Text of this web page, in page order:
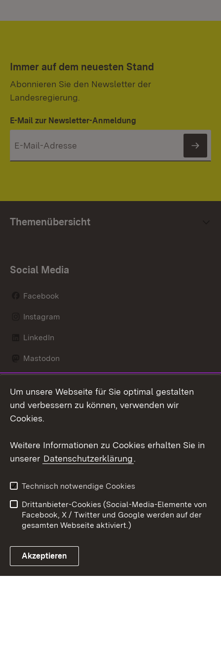
Immer auf dem neuesten Stand
Abonnieren Sie den Newsletter der
Landesregierung.
E-Mail zur Newsletter-Anmeldung
Themenübersicht
Social Media
Facebook
Instagram
LinkedIn
Mastodon
X / Twitter
Youtube
Link zum Landesportal
Kontakt
Datenschutz
Barrierefreiheit
Impressum Cookies
Um unsere Webseite für Sie optimal gestalten
und verbessern zu können, verwenden wir
Cookies.
Weitere Informationen zu Cookies erhalten Sie in
unserer Datenschutzerklärung.
Technisch notwendige Cookies
Drittanbieter-Cookies (Social-Media-Elemente von
Facebook, X / Twitter und Google werden auf der
gesamten Webseite aktiviert.)
Akzeptieren